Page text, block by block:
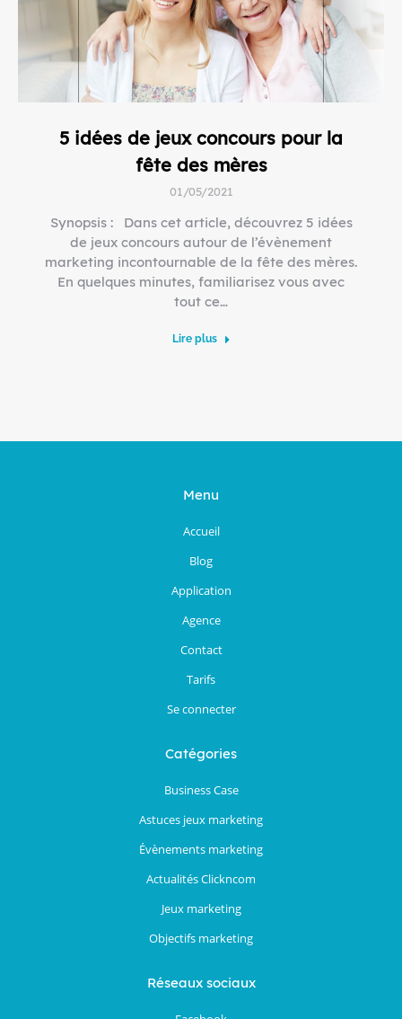
5 idées de jeux concours pour la
fête des mères
01/05/2021
Synopsis : Dans cet article, découvrez 5 idées
de jeux concours autour de l’évènement
marketing incontournable de la fête des mères.
En quelques minutes, familiarisez vous avec
tout ce…
Lire plus
Menu
Accueil
Blog
Application
Agence
Contact
Tarifs
Se connecter
Catégories
Business Case
Astuces jeux marketing
Évènements marketing
Actualités Clickncom
Jeux marketing
Objectifs marketing
Réseaux sociaux